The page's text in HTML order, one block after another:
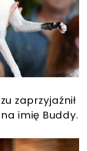
zaprzyjaźnił
imię Buddy.